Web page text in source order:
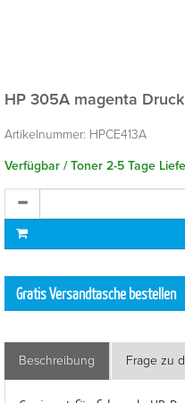
HP 305A magenta
Artikelnummer: HPCE413A
Verfügbar / Toner 2-5 Tage
Gratis Versandtasche bestellen
Beschreibung Frage zu